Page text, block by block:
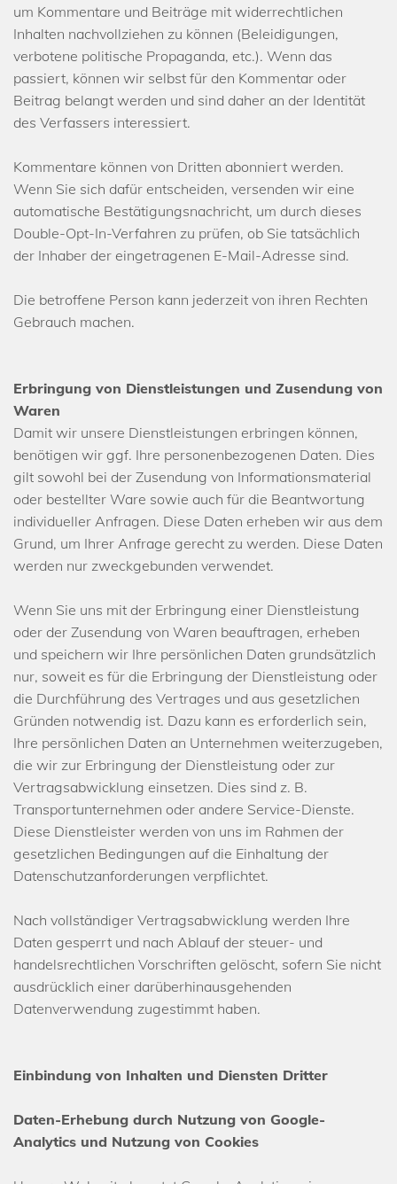
um Kommentare und Beiträge mit widerrechtlichen
Inhalten nachvollziehen zu können (Beleidigungen,
verbotene politische Propaganda, etc.). Wenn das
passiert, können wir selbst für den Kommentar oder
Beitrag belangt werden und sind daher an der Identität
des Verfassers interessiert.
Kommentare können von Dritten abonniert werden.
Wenn Sie sich dafür entscheiden, versenden wir eine
automatische Bestätigungsnachricht, um durch dieses
Double-Opt-In-Verfahren zu prüfen, ob Sie tatsächlich
der Inhaber der eingetragenen E-Mail-Adresse sind.
Die betroffene Person kann jederzeit von ihren Rechten
Gebrauch machen.
Erbringung von Dienstleistungen und Zusendung von
Waren
Damit wir unsere Dienstleistungen erbringen können,
benötigen wir ggf. Ihre personenbezogenen Daten. Dies
gilt sowohl bei der Zusendung von Informationsmaterial
oder bestellter Ware sowie auch für die Beantwortung
individueller Anfragen. Diese Daten erheben wir aus dem
Grund, um Ihrer Anfrage gerecht zu werden. Diese Daten
werden nur zweckgebunden verwendet.
Wenn Sie uns mit der Erbringung einer Dienstleistung
oder der Zusendung von Waren beauftragen, erheben
und speichern wir Ihre persönlichen Daten grundsätzlich
nur, soweit es für die Erbringung der Dienstleistung oder
die Durchführung des Vertrages und aus gesetzlichen
Gründen notwendig ist. Dazu kann es erforderlich sein,
Ihre persönlichen Daten an Unternehmen weiterzugeben,
die wir zur Erbringung der Dienstleistung oder zur
Vertragsabwicklung einsetzen. Dies sind z. B.
Transportunternehmen oder andere Service-Dienste.
Diese Dienstleister werden von uns im Rahmen der
gesetzlichen Bedingungen auf die Einhaltung der
Datenschutzanforderungen verpflichtet.
Nach vollständiger Vertragsabwicklung werden Ihre
Daten gesperrt und nach Ablauf der steuer- und
handelsrechtlichen Vorschriften gelöscht, sofern Sie nicht
ausdrücklich einer darüberhinausgehenden
Datenverwendung zugestimmt haben.
Einbindung von Inhalten und Diensten Dritter
Daten-Erhebung durch Nutzung von Google-
Analytics und Nutzung von Cookies